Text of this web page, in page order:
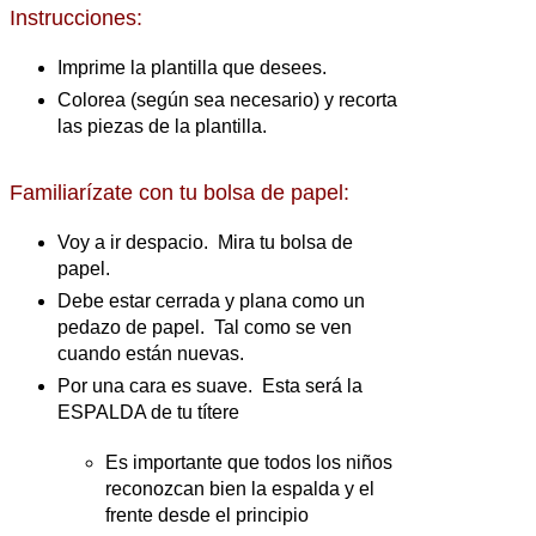
Instrucciones:
Imprime la plantilla que desees.
Colorea (según sea necesario) y recorta
las piezas de la plantilla.
Familiarízate con tu bolsa de papel:
Voy a ir despacio. Mira tu bolsa de
papel.
Debe estar cerrada y plana como un
pedazo de papel. Tal como se ven
cuando están nuevas.
Por una cara es suave. Esta será la
ESPALDA de tu títere
Es importante que todos los niños
reconozcan bien la espalda y el
frente desde el principio